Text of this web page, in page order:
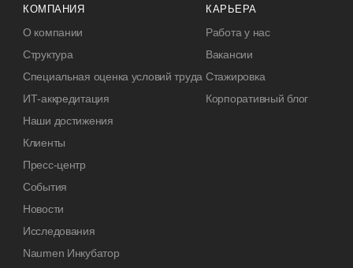
КОМПАНИЯ
О компании
Структура
Специальная оценка условий труда
ИТ-аккредитация
Наши достижения
Клиенты
Пресс-центр
События
Новости
Исследования
Naumen Инкубатор
КАРЬЕРА
Работа у нас
Вакансии
Стажировка
Корпоративный блог